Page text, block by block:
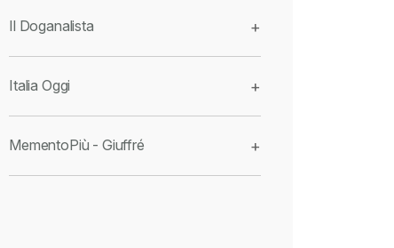
Il Doganalista +
Italia Oggi +
MementoPiù - Giuffré +